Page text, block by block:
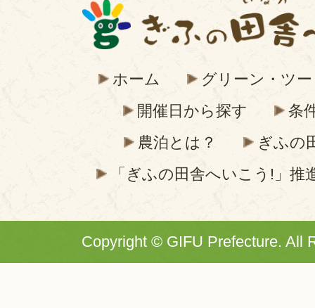
ホーム
グリーン・ツ
開催日から探す
条
農泊とは？
ぎふの
「ぎふの田舎へいこう!」推
Copyright © GIFU Prefecture. All